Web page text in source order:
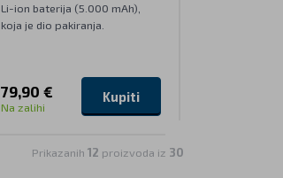
Li-ion baterija (5.000 mAh),
koja je dio pakiranja.
79,90 €
Na zalihi
Kupiti
Prikazanih12 proizvoda iz 30